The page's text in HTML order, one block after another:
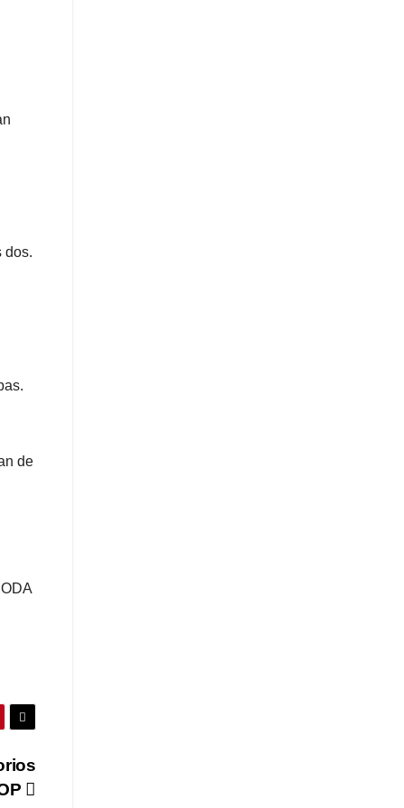
dos.
de